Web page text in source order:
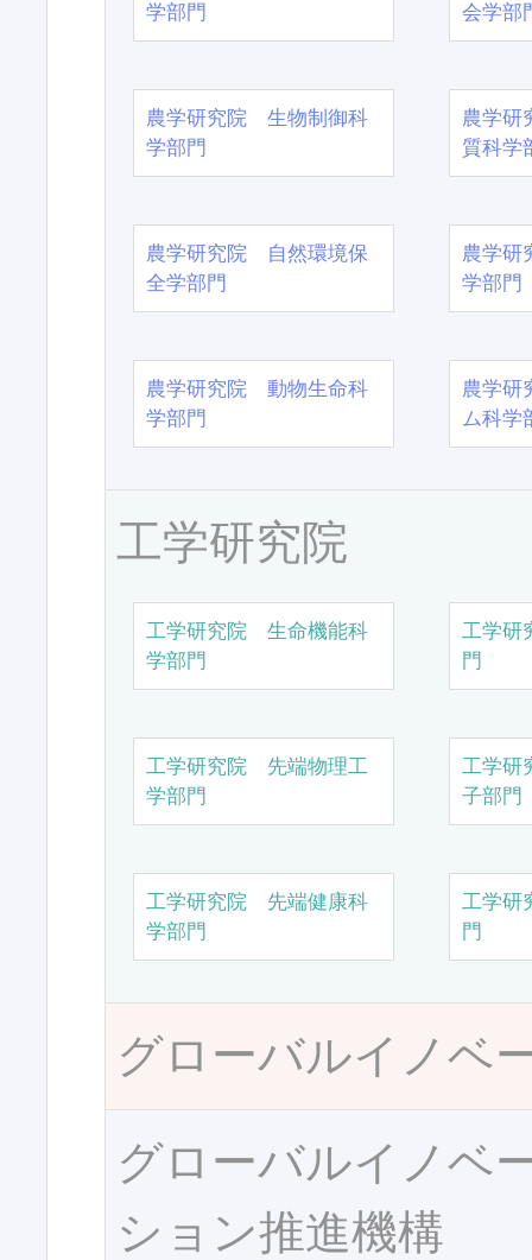
学部門
会学部
農学研究院 生物制御科
学部門
農学
質科学
農学研究院 自然環境保
全学部門
農学
学部門
農学研究院 動物生命科
学部門
農学
ム科学
工学研究院
工学研究院 生命機能科
学部門
工学研
門
工学研究院 先端物理工
学部門
工学研
子部門
工学研究院 先端健康科
学部門
工学研
門
グローバルイノベ
グローバルイノベ
ション推進機構